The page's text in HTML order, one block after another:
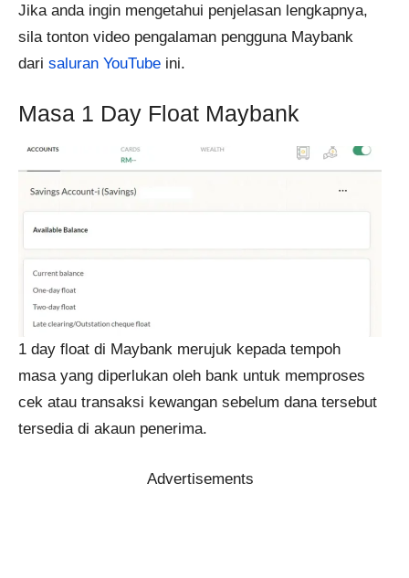
Jika anda ingin mengetahui penjelasan lengkapnya,
sila tonton video pengalaman pengguna Maybank
dari saluran YouTube ini.
Masa 1 Day Float Maybank
1 day float di Maybank merujuk kepada tempoh
masa yang diperlukan oleh bank untuk memproses
cek atau transaksi kewangan sebelum dana tersebut
tersedia di akaun penerima.
Advertisements